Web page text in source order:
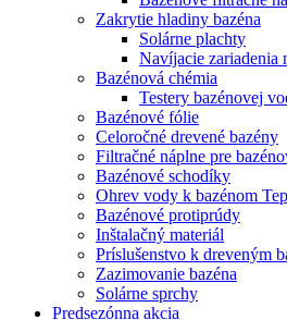
Zakrytie hladiny bazéna
Solárne plachty
Navíjacie zariadenia
Bazénová chémia
Testery bazénovej
Bazénové fólie
Celoročné drevené bazény
Filtračné náplne pre
Bazénové schodíky
Ohrev vody k bazénom
Bazénové protiprúdy
Inštalačný materiál
Príslušenstvo k dreveným
Zazimovanie bazéna
Solárne sprchy
Predsezónna akcia